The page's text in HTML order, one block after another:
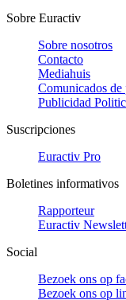
Sobre Euractiv
Sobre nosotros
Contacto
Mediahuis
Comunicados de
Publicidad
Suscripciones
Euractiv Pro
Boletines informativos
Rapporteur
Euractiv
Social
Bezoek ons op
Bezoek ons op